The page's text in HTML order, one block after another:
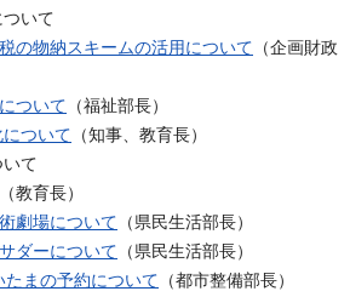
いて
の物納スキームの活用について （企画財政
ついて （福祉部長）
ついて （知事、教育長）
て
（教育長）
劇場について （県民生活部長）
ダーについて （県民生活部長）
まの予約について （都市整備部長）